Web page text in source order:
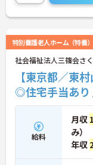
特別養護老人ホーム（特養）
社会福祉法人三篠会さ
【東京都／東
◎住宅手当あり
給料
月収
み）
年収